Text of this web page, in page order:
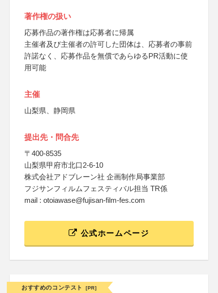
著作権の扱い
応募作品の著作権は応募者に帰属
主催者及び主催者の許可した団体は、応募者の事前
許諾なく、応募作品を無償であらゆるPR活動に使
用可能
主催
山梨県、静岡県
提出先・問合先
〒400-8535
山梨県甲府市北口2-6-10
株式会社アドブレーン社 企画制作局事業部
フジサンフィルムフェスティバル担当 TR係
mail : otoiawase@fujisan-film-fes.com
公式ホームページ
おすすめのコンテスト [PR]